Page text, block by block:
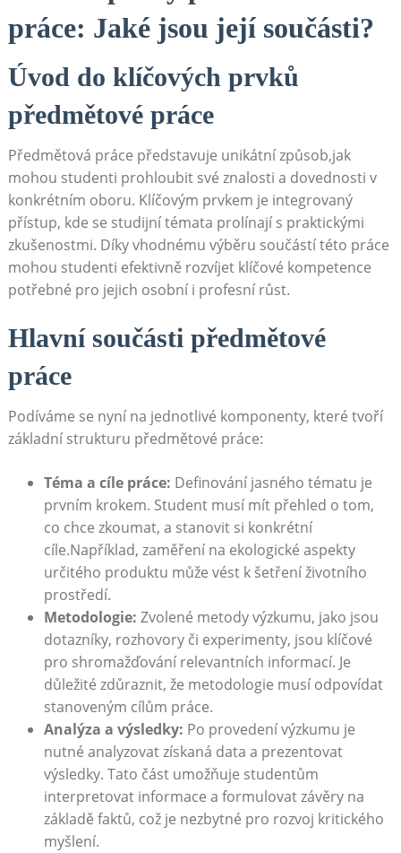
práce: Jaké jsou její součásti?
Úvod do klíčových ‍prvků
předmětové práce
Předmětová práce představuje unikátní způsob,jak
mohou studenti⁢ prohloubit své znalosti a dovednosti v
konkrétním oboru. Klíčovým prvkem je ​integrovaný
přístup, kde se studijní témata prolínají s praktickými
zkušenostmi. Díky vhodnému výběru součástí této​ práce
mohou studenti efektivně rozvíjet klíčové kompetence
potřebné ⁢pro jejich osobní i profesní růst.
Hlavní ⁤součásti předmětové
práce
Podíváme se ⁣nyní na jednotlivé ⁤komponenty, které tvoří
základní strukturu předmětové práce:
Téma a cíle práce: Definování jasného tématu je
prvním krokem. Student ‌musí mít přehled o tom,
co chce zkoumat, a stanovit si konkrétní
cíle.Například, zaměření na ekologické aspekty
určitého produktu může vést k šetření životního
prostředí.
Metodologie: Zvolené metody výzkumu, ​jako jsou
dotazníky, rozhovory či experimenty, jsou klíčové
pro shromažďování relevantních informací. Je
důležité zdůraznit, že​ metodologie musí odpovídat⁣
stanoveným ⁣cílům práce.
Analýza a výsledky: Po provedení výzkumu je
nutné‍ analyzovat získaná data a prezentovat
výsledky. Tato část umožňuje studentům
interpretovat ⁤informace a formulovat závěry na
základě faktů, což je nezbytné​ pro rozvoj kritického
myšlení.